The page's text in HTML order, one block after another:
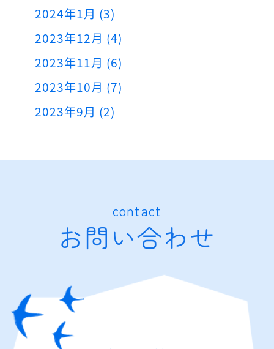
2024年1月 (3)
2023年12月 (4)
2023年11月 (6)
2023年10月 (7)
2023年9月 (2)
contact
お問い合わせ